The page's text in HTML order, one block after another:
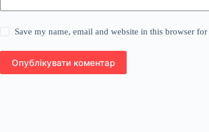
Save my name, email and website in this browser
Опублікувати коментар